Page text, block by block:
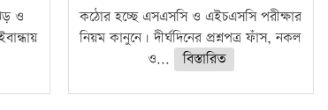
ও
কঠোর হচ্ছে এসএসসি ও এইচএসসি পরীক্ষার
নিয়ম কানুনে। দীর্ঘদিনের প্রশ্নপত্র ফাঁস, নকল
ও...
বিস্তারিত